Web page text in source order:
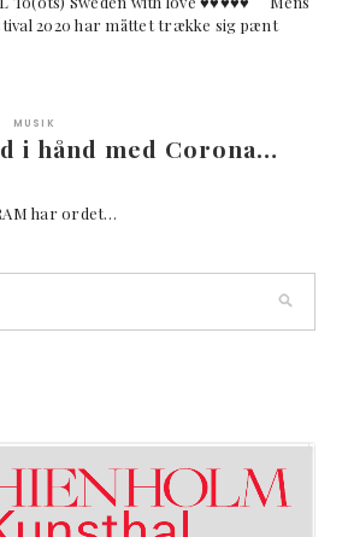
2020 har måttet trække sig pænt
MUSIK
i hånd med Corona…
har ordet…